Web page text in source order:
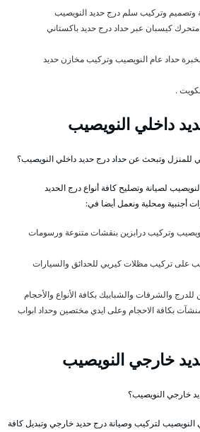
وتصميم وتركيب سلم درج حديد النويصيب
متحرك كيسبان عبر حداد درج حديد باكستاني
حداد عام النويصيب وتركيب مخازن حديد
.
داخلي النويصيب
للمنزل وتبحث عن حداد درج حديد داخلي النويصيب؟
لصيانة وتصليح كافة أنواع درج الحديد
أجنبية ومحلية ونعمل أيضا في:
وتركيب درابزين بنقشات متنوعة ورسومات
تركيب مظلات كيريي للحدائق والسيارات
والشرفات والشبابيك بكافة الأنواع والأحجام
بكافة الاحجام وعلى ايدي مختصين وحداد ابواب
خارجي النويصيب
خارجي النويصيب؟
النويصيب لتركيب وصيانة درج حديد خارجي وتبديل كافة